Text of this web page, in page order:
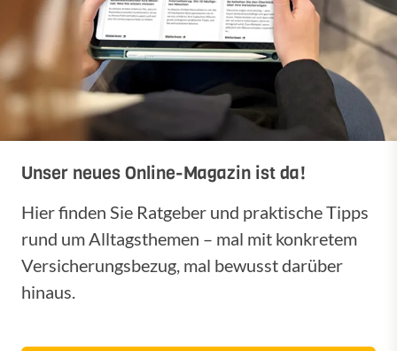
Unser neues Online-Magazin ist da!
Hier finden Sie Ratgeber und praktische Tipps
rund um Alltagsthemen – mal mit konkretem
Versicherungsbezug, mal bewusst darüber
hinaus.